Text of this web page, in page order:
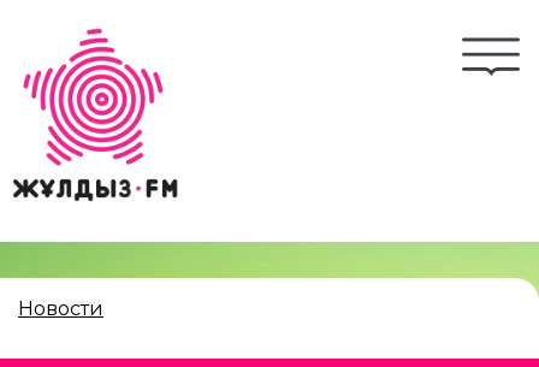
основному
содержанию
Новости